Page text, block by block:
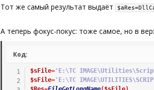
Тот же самый результат выдаёт
А теперь фокус-покус: тоже самое, но в
Код:
$sFile='E:\TC
$sFile='E:\TC